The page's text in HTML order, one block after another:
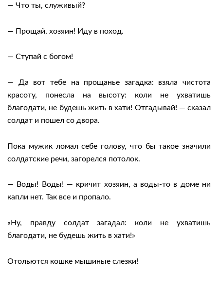
— Что ты, служивый?
— Прощай, хозяин! Иду в поход.
— Ступай с богом!
— Да вот тебе на прощанье загадка: взяла чистота
красоту, понесла на высоту: коли не ухватишь
благодати, не будешь жить в хати! Отгадывай! — сказал
солдат и пошел со двора.
Пока мужик ломал себе голову, что бы такое значили
солдатские речи, загорелся потолок.
— Воды! Воды! — кричит хозяин, а воды-то в доме ни
капли нет. Так все и пропало.
«Ну, правду солдат загадал: коли не ухватишь
благодати, не будешь жить в хати!»
Отольются кошке мышиные слезки!